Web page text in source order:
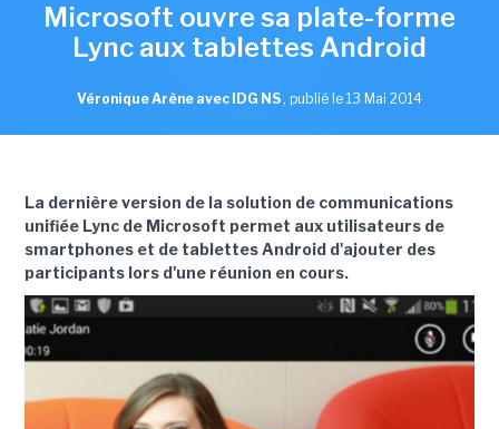
Microsoft ouvre sa plate-forme
Lync aux tablettes Android
Véronique Arène avec IDG NS , publié le 13 Mai 2014
La dernière version de la solution de communications
unifiée Lync de Microsoft permet aux utilisateurs de
smartphones et de tablettes Android d'ajouter des
participants lors d'une réunion en cours.